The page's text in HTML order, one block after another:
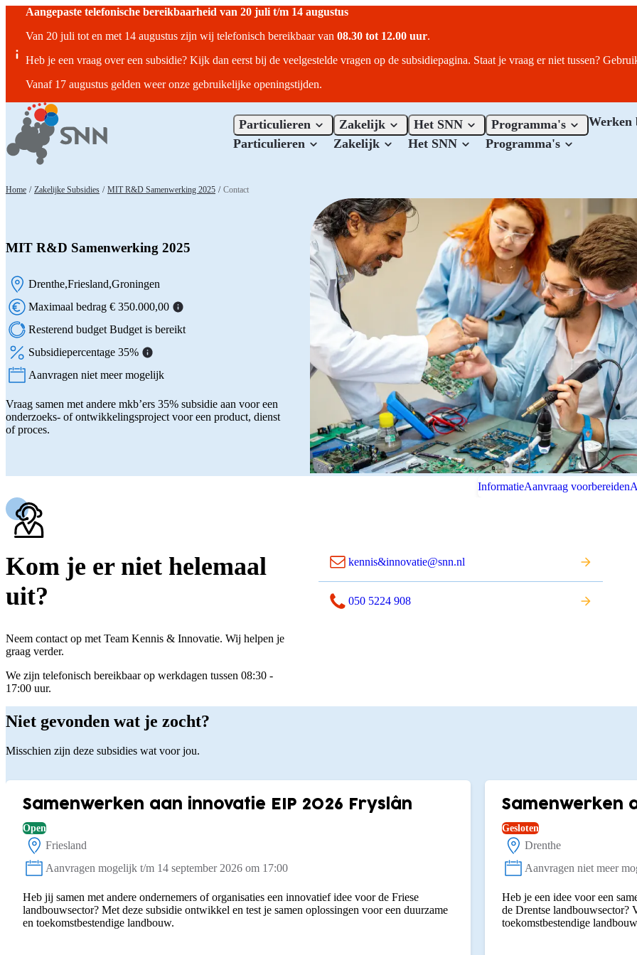
Aangepaste telefonische bereikbaarheid van 20 juli t/m 14 augustus
Van 20 juli tot en met 14 augustus zijn wij telefonisch bereikbaar van 08.30 tot 12.00 uur.
Heb je een vraag over een subsidie? Kijk dan eerst bij de veelgestelde vragen op de subsidiepagina. Staat je vraag er niet tussen?
Vanaf 17 augustus gelden weer onze gebruikelijke openingstijden.
Particulieren
Particulieren
Zakelijk
Zakelijk
Het SNN
Het SNN
Programma's
Programma's
Werken
Home / Zakelijke Subsidies / MIT R&D Samenwerking 2025 / Contact
MIT R&D Samenwerking 2025
Locatie:
Drenthe Friesland Groningen
Maximaal bedrag € 350.000,00
Resterend budget Budget is bereikt
Subsidiepercentage 35%
Status:
Aanvragen niet meer mogelijk
Vraag samen met andere mkb’ers 35% subsidie aan voor een
onderzoeks- of ontwikkelingsproject voor een product, dienst
of proces.
InformatieAanvraag voorbereiden
Kom je er niet helemaal
uit?
Neem contact op met Team Kennis & Innovatie. Wij helpen je
graag verder.
We zijn telefonisch bereikbaar op werkdagen tussen 08:30 -
17:00 uur.
kennis&innovatie@snn.nl
050 5224 908
Niet gevonden wat je zocht?
Misschien zijn deze subsidies wat voor jou.
Samenwerken aan innovatie EIP 2026 Fryslân
Open
Locatie:
Friesland
Status:
Aanvragen mogelijk t/m 14 september 2026 om 17:00
Heb jij samen met andere ondernemers of organisaties een innovatief idee voor de Friese
landbouwsector? Met deze subsidie ontwikkel en test je samen oplossingen voor een duurzame
en toekomstbestendige landbouw.
Samenwerken
Gesloten
Locatie:
Drenthe
Status:
Aanvragen niet meer
Heb je een idee voor een
de Drentse landbouwsector?
toekomstbestendige